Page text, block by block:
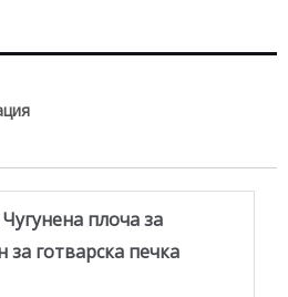
Чугунена плоча за
готварска печка